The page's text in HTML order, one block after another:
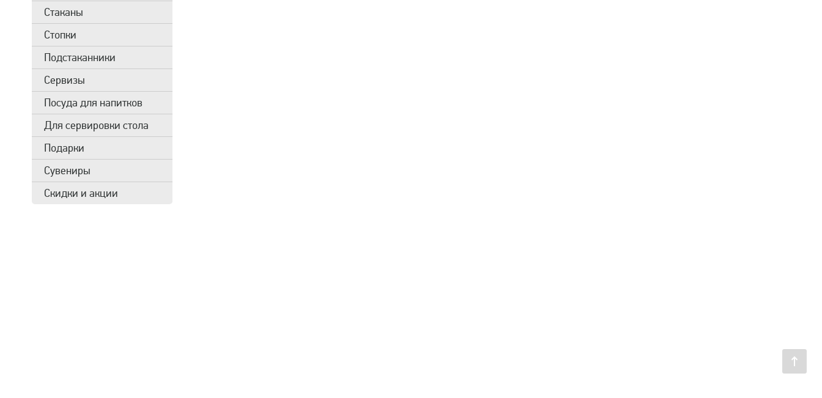
Стаканы
Стопки
Подстаканники
Сервизы
Посуда для напитков
Для сервировки стола
Подарки
Сувениры
Скидки и акции